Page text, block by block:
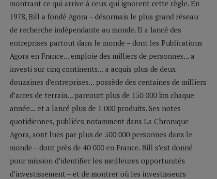
montrant ce qui arrive à ceux qui ignorent cette règle. En
1978, Bill a fondé Agora – désormais le plus grand réseau
de recherche indépendante au monde. Il a lancé des
entreprises partout dans le monde – dont les Publications
Agora en France... emploie des milliers de personnes... a
investi sur cinq continents... a acquis plus de deux
douzaines d’entreprises... possède des centaines de milliers
d’acres de terrain... parcourt plus de 150 000 km chaque
année... et a lancé plus de 1 000 produits. Ses notes
quotidiennes, publiées notamment dans La Chronique
Agora, sont lues par plus de 500 000 personnes dans le
monde – dont près de 40 000 en France. Bill s’est donné
pour mission d’identifier les meilleures opportunités
d’investissement – et de montrer où les investisseurs